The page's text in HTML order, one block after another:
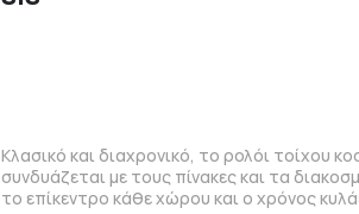
Κλασικό και διαχρονικό, το ρολόι τοίχου
συνδυάζεται με τους πίνακες και τα
το επίκεντρο κάθε χώρου και ο χρόνος